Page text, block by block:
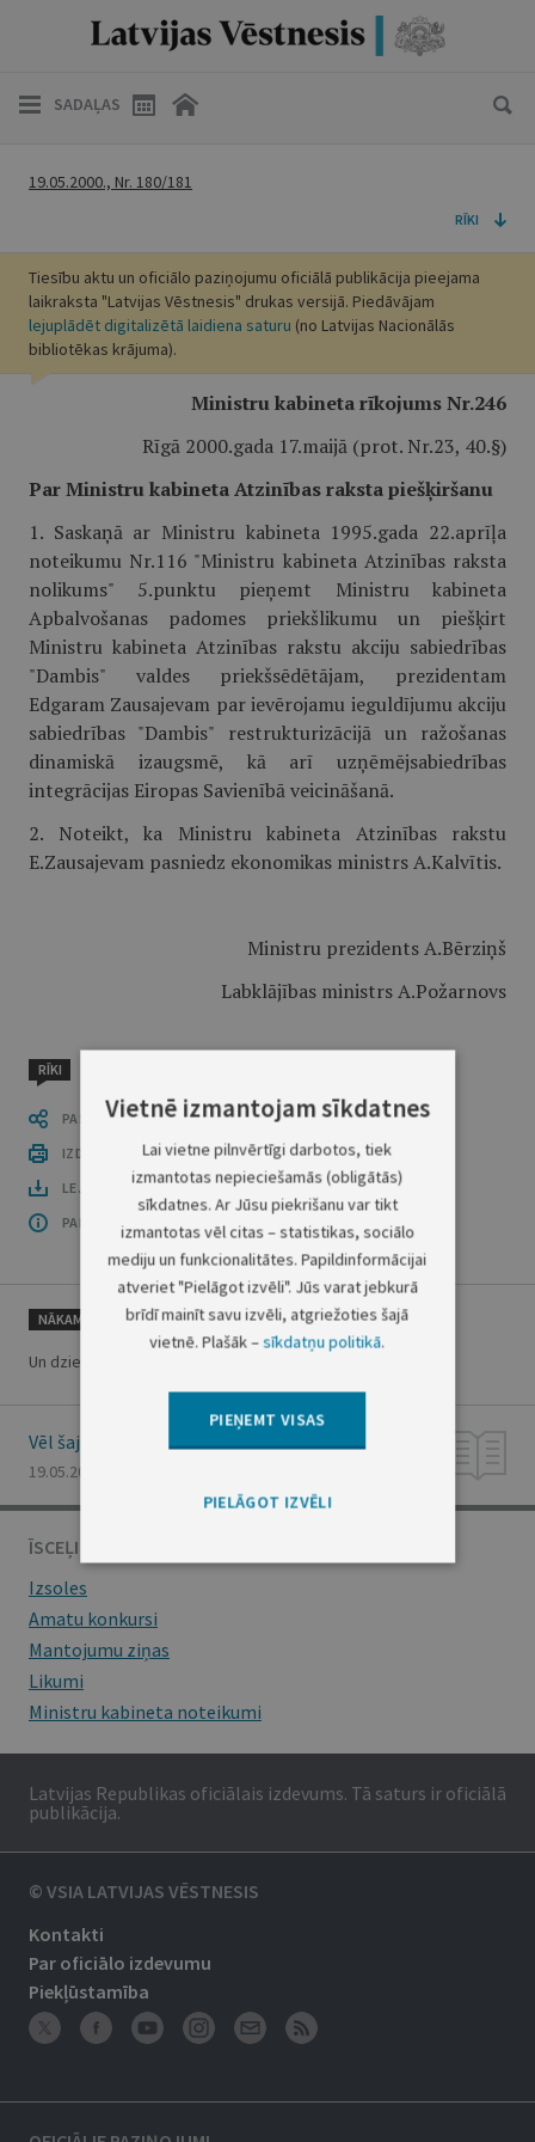
SADAĻAS
19.05.2000., Nr. 180/181
RĪKI
Tiesību aktu un oficiālo paziņojumu oficiālā publikācija pieejama
laikraksta "Latvijas Vēstnesis" drukas versijā. Piedāvājam
lejuplādēt digitalizētā laidiena saturu (no Latvijas Nacionālās
bibliotēkas krājuma).
Ministru kabineta rīkojums Nr.246
Rīgā 2000.gada 17.maijā (prot. Nr.23, 40.§)
Par Ministru kabineta Atzinības raksta piešķiršanu
1. Saskaņā ar Ministru kabineta 1995.gada 22.aprīļa
noteikumu Nr.116 "Ministru kabineta Atzinības raksta
nolikums" 5.punktu pieņemt Ministru kabineta
Apbalvošanas padomes priekšlikumu un piešķirt
Ministru kabineta Atzinības rakstu akciju sabiedrības
"Dambis" valdes priekšsēdētājam, prezidentam
Edgaram Zausajevam par ievērojamu ieguldījumu akciju
sabiedrības "Dambis" restrukturizācijā un ražošanas
dinamiskā izaugsmē, kā arī uzņēmējsabiedrības
integrācijas Eiropas Savienībā veicināšanā.
2. Noteikt, ka Ministru kabineta Atzinības rakstu
E.Zausajevam pasniedz ekonomikas ministrs A.Kalvītis.
Ministru prezidents A.Bērziņš
Labklājības ministrs A.Požarnovs
RĪKI
PASTĀSTI CITIEM
IZDRUKĀT PUBLIKĀCIJU
LEJUPLĀDĒT LAIDIENU (PDF)
PAR OFICIĀLO IZDEVUMU
NĀKAMAIS
Un dziesma atkal pārnāk mājās
Vēl šajā numurā
19.05.2000., Nr. 180/181
ĪSCEĻI
Izsoles
Amatu konkursi
Mantojumu ziņas
Likumi
Ministru kabineta noteikumi
Latvijas Republikas oficiālais izdevums. Tā saturs ir oficiālā
publikācija.
© VSIA LATVIJAS VĒSTNESIS
Kontakti
Par oficiālo izdevumu
Piekļūstamība
Vietnē izmantojam sīkdatnes
Lai vietne pilnvērtīgi darbotos, tiek
izmantotas nepieciešamās (obligātās)
sīkdatnes. Ar Jūsu piekrišanu var tikt
izmantotas vēl citas – statistikas, sociālo
mediju un funkcionalitātes. Papildinformācijai
atveriet "Pielāgot izvēli". Jūs varat jebkurā
brīdī mainīt savu izvēli, atgriežoties šajā
vietnē. Plašāk –sīkdatņu politikā.
PIEŅEMT VISAS
PIELĀGOT IZVĒLI